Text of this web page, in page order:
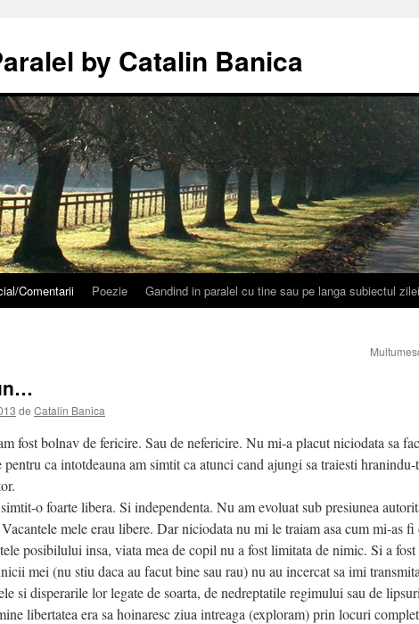
by Catalin Banica
Comentarii Poezie Gandind in paralel cu tine sau pe langa subiectul
de Catalin Banica
fost bolnav de fericire. Sau de nefericire. Nu mi-a placut niciodata sa fac
ca intotdeauna am simtit ca atunci cand ajungi sa traiesti hranindu-
o foarte libera. Si independenta. Nu am evoluat sub presiunea
mele erau libere. Dar niciodata nu mi le traiam asa cum mi-as fi
posibilului insa, viata mea de copil nu a fost limitata de nimic. Si a fost
mei (nu stiu daca au facut bine sau rau) nu au incercat sa imi transmita
si disperarile lor legate de soarta, de nedreptatile regimului sau de
libertatea era sa hoinaresc ziua intreaga (exploram) prin locuri complet